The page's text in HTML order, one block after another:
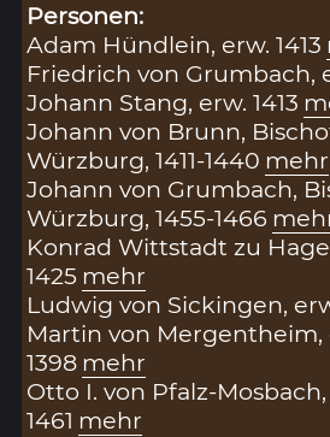
Personen:
Adam Hündlein, erw. 1413
Friedrich von Grumbach,
Johann Stang, erw. 1413
Johann von Brunn,
Würzburg, 1411-1440 mehr
Johann von Grumbach,
Würzburg, 1455-1466
Konrad Wittstadt zu
1425 mehr
Ludwig von Sickingen,
Martin von Mergentheim,
1398 mehr
Otto I. von Pfalz-Mosbach,
1461 mehr